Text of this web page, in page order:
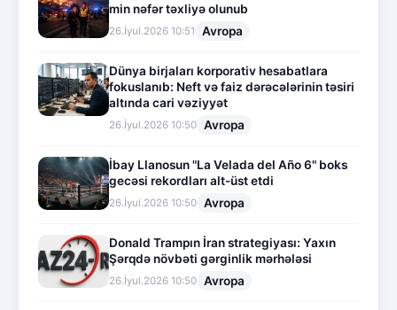
min nəfər təxliyə olunub
26.İyul.2026 10:51 Avropa
Dünya birjaları korporativ hesabatlara
fokuslanıb: Neft və faiz dərəcələrinin təsiri
altında cari vəziyyət
26.İyul.2026 10:50 Avropa
İbay Llanosun "La Velada del Año 6" boks
gecəsi rekordları alt-üst etdi
26.İyul.2026 10:50 Avropa
Donald Trampın İran strategiyası: Yaxın
Şərqdə növbəti gərginlik mərhələsi
26.İyul.2026 10:50 Avropa